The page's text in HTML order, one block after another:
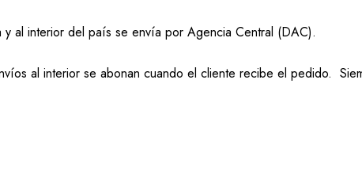
al interior del país se envía por Agencia Central (DAC).
al interior se abonan cuando el cliente recibe el pedido.